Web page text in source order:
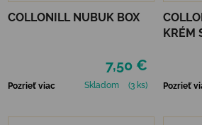
COLLONILL NUBUK BOX
7,50 €
Pozrieť viac Skladom (3 ks)
KRÉM
Pozrieť